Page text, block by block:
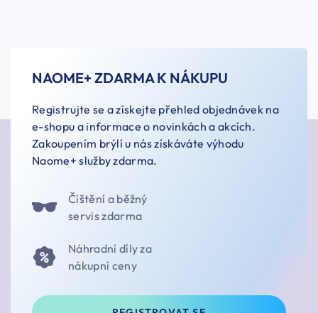
NAOME+ ZDARMA K NÁKUPU
Registrujte se a získejte přehled objednávek na
e-shopu a informace o novinkách a akcích.
Zakoupením brýlí u nás získáváte výhodu
Naome+ služby zdarma.
Čištění a běžný
servis zdarma
Náhradní díly za
nákupní ceny